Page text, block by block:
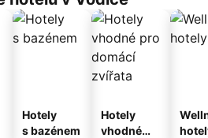
Hotely
s bazénem
Hotely
vhodné